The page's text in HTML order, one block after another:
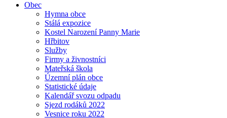
Obec
Hymna obce
Stálá expozice
Kostel Narození Panny Marie
Hřbitov
Služby
Firmy a živnostníci
Mateřská škola
Územní plán obce
Statistické údaje
Kalendář svozu odpadu
Sjezd rodáků 2022
Vesnice roku 2022